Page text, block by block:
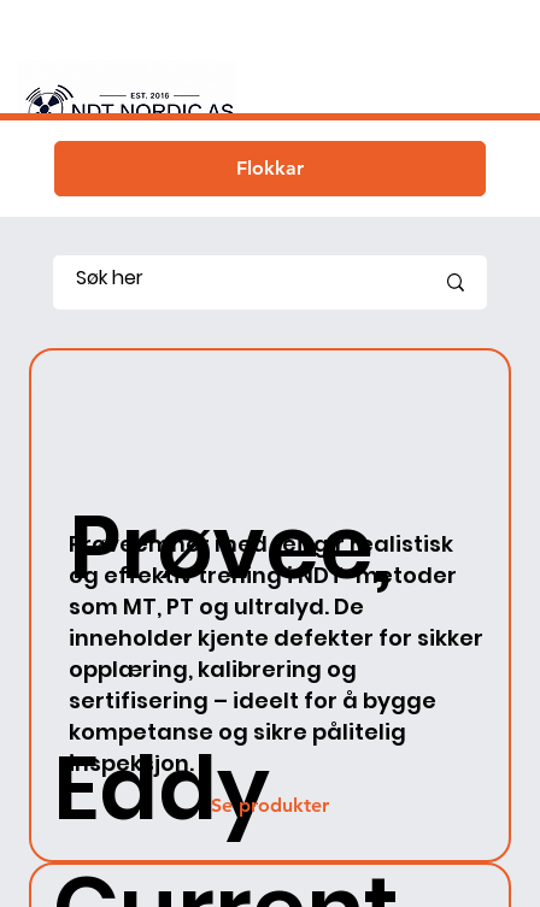
Flokkar
Prøvee,
Prøveemner med feil gir realistisk
og effektiv trening i NDT-metoder
som MT, PT og ultralyd. De
inneholder kjente defekter for sikker
opplæring, kalibrering og
sertifisering – ideelt for å bygge
kompetanse og sikre pålitelig
inspeksjon.
EddySe produkter